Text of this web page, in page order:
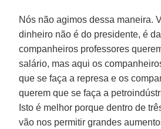
Nós não agimos dessa maneira.
dinheiro não é do presidente, é
companheiros professores
salário, mas aqui os
que se faça a represa e os
querem que se faça a
Isto é melhor porque dentro de
vão nos permitir grandes